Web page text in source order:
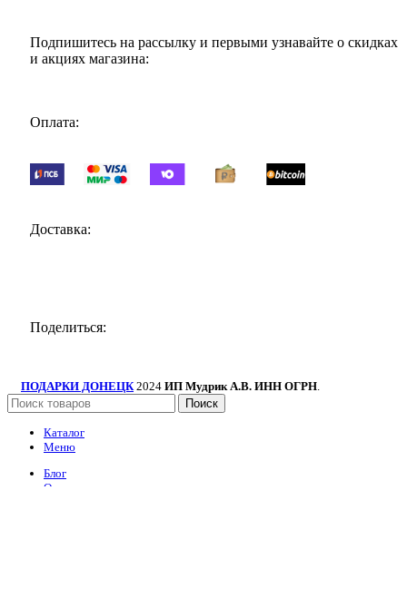
Подпишитесь на рассылку и первыми узнавайте о скидках
и акциях магазина:
Оплата:
Доставка:
Поделиться:
ПОДАРКИ ДОНЕЦК 2024 ИП Мудрик А.В. ИНН ОГРН.
Поиск
Каталог
Меню
Блог
О нас